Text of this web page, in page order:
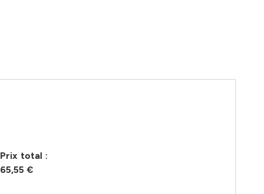
Prix ​​total :
65,55 €